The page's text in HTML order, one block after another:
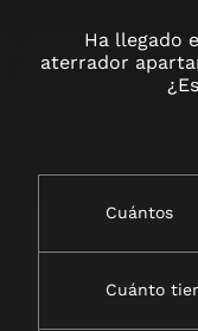
Ha llegado
aterrador
Cuántos
Cuánto